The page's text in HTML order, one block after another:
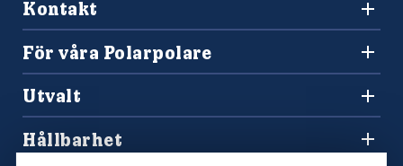
010-450 60 00
info@polarbrod.se
Kontakt
Frågor och svar
Press och nyhetsrum
Sponsring
För våra Polarpolare
Tävlingar
Hitta din Polarklämma
Utvalt
Lediga jobb
Hållbarhet